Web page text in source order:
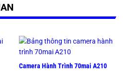
Camera Hành Trình 70mai A210